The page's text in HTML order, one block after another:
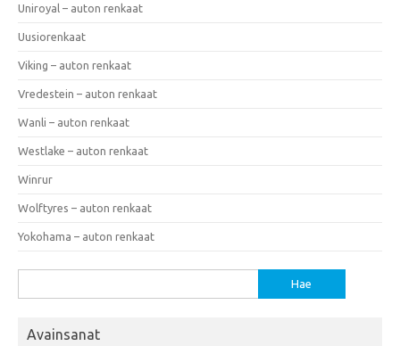
Uniroyal – auton renkaat
Uusiorenkaat
Viking – auton renkaat
Vredestein – auton renkaat
Wanli – auton renkaat
Westlake – auton renkaat
Winrur
Wolftyres – auton renkaat
Yokohama – auton renkaat
Avainsanat